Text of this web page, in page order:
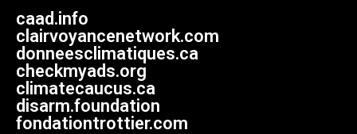
caad.info
clairvoyancenetwork.com
donneesclimatiques.ca
checkmyads.org
climatecaucus.ca
disarm.foundation
fondationtrottier.com